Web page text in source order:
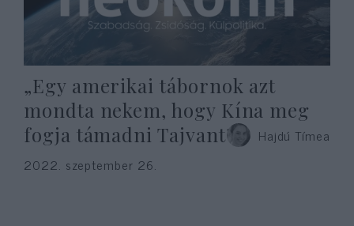
„Egy amerikai tábornok azt
mondta nekem, hogy Kína meg
fogja támadni Tajvant”
Hajdú Tímea
2022. szeptember 26.